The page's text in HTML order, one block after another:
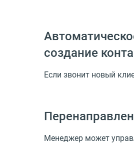
создание
Если звонит новый
Менеджер может